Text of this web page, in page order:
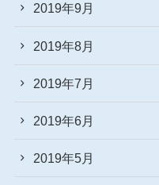
2019年9月
2019年8月
2019年7月
2019年6月
2019年5月